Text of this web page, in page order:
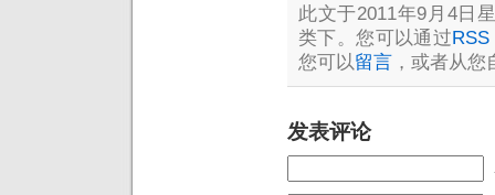
此文于2011年9月4日
类下。您可以通过RSS
您可以留言 ，或者从
发表评论